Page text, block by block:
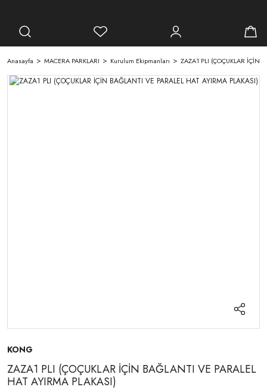
Anasayfa MACERA PARKLARI Kurulum Ekipmanları ZAZA1 PLI (ÇOÇUKLAR İÇİN
KONG
ZAZA1 PLI (ÇOÇUKLAR İÇİN BAĞLANTI VE PARALEL
HAT AYIRMA PLAKASI)